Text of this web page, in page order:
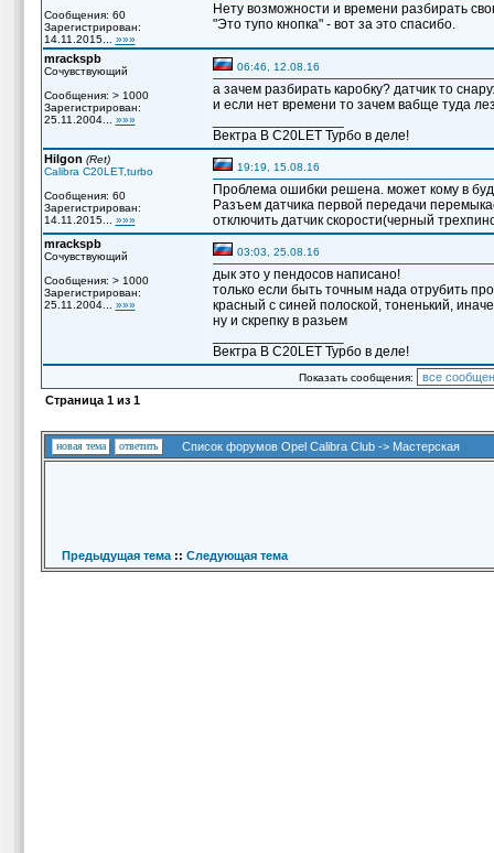
Сообщения: 60
Зарегистрирован:
14.11.2015... »»»
Нету возможности и времени разбирать
"Это тупо кнопка" - вот за это спасибо.
mrackspb
Сочувствующий
Сообщения: > 1000
Зарегистрирован:
25.11.2004... »»»
06:46, 12.08.16
а зачем разбирать каробку? датчик то
и если нет времени то зачем вабще туда
Вектра B C20LET Турбо в деле!
Hilgon (Ret)
Calibra C20LET,turbo
Сообщения: 60
Зарегистрирован:
14.11.2015... »»»
19:19, 15.08.16
Проблема ошибки решена. может кому в
Разъем датчика первой передачи
отключить датчик скорости(черный
mrackspb
Сочувствующий
Сообщения: > 1000
Зарегистрирован:
25.11.2004... »»»
03:03, 25.08.16
дык это у пендосов написано!
только если быть точным нада отрубить
красный с синей полоской, тоненький,
ну и скрепку в разьем
Вектра B C20LET Турбо в деле!
Показать сообщения:
Страница 1из 1
новая тема ответить Список форумов Opel Calibra Club-> Мастерская
Предыдущая тема:: Следующая тема